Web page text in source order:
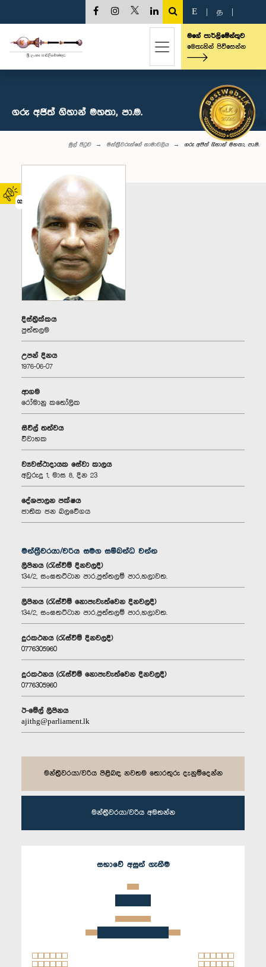
02
E த
මගේ පාර්ලිමේන්තුව
මෙතැනින් පිවිසෙන්න
ගරු අජිත් ගිහාන් මහතා, පා.ම.
මුල් පිටුව මන්ත්‍රීවරුන්‌ගේ නාමාවලිය ගරු අජිත් ගිහාන් මහතා, පා.ම.
දිස්ත්‍රික්කය
පුත්තලම
උපන් දිනය
1976-06-07
ආගම
රෝමානු කතෝලික
සිවිල් තත්වය
විවාහක
ව්‍යවස්ථාදායක සේවා කාලය
අවුරුදු 1, මාස 8, දින 23
දේශපාලන පක්ෂය
ජාතික ජන බලවේගය
මන්ත්‍රීවරයා/වරිය සමග සම්බන්ධ වන්න
ලිපිනය (රැස්වීම් දිනවලදී)
134/2, සංඝතට්ටාන පාර,පුත්තලම් පාර,හලාවත.
ලිපිනය (රැස්වීම් නොපැවැත්වෙන දිනවලදී)
134/2, සංඝතට්ටාන පාර,පුත්තලම් පාර,හලාවත.
දුරකථනය (රැස්වීම් දිනවලදී)
0776305960
දුරකථනය (රැස්වීම් නොපැවැත්වෙන දිනවලදී)
0776305960
ඊ-මේල් ලිපිනය
ajithg@parliament.lk
මන්ත්‍රීවරයා/වරිය පිළිබඳ නවතම තොරතුරු දැනුම්දෙන්න
මන්ත්‍රීවරයා/වරිය අමතන්න
සභාවේ අසුන් ගැනීම